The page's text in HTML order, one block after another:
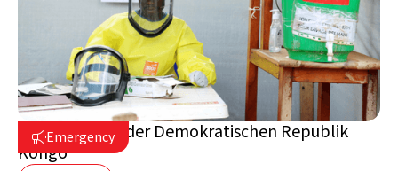
Emergency
Ebola-Krise in der Demokratischen Republik
Kongo